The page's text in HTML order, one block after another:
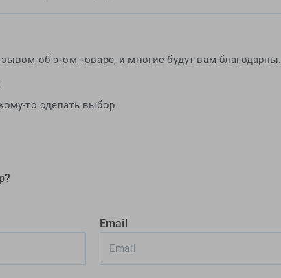
об этом товаре, и многие будут вам благодарны.
то сделать выбор
Email